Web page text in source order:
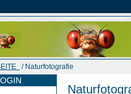
/ Naturfotografie